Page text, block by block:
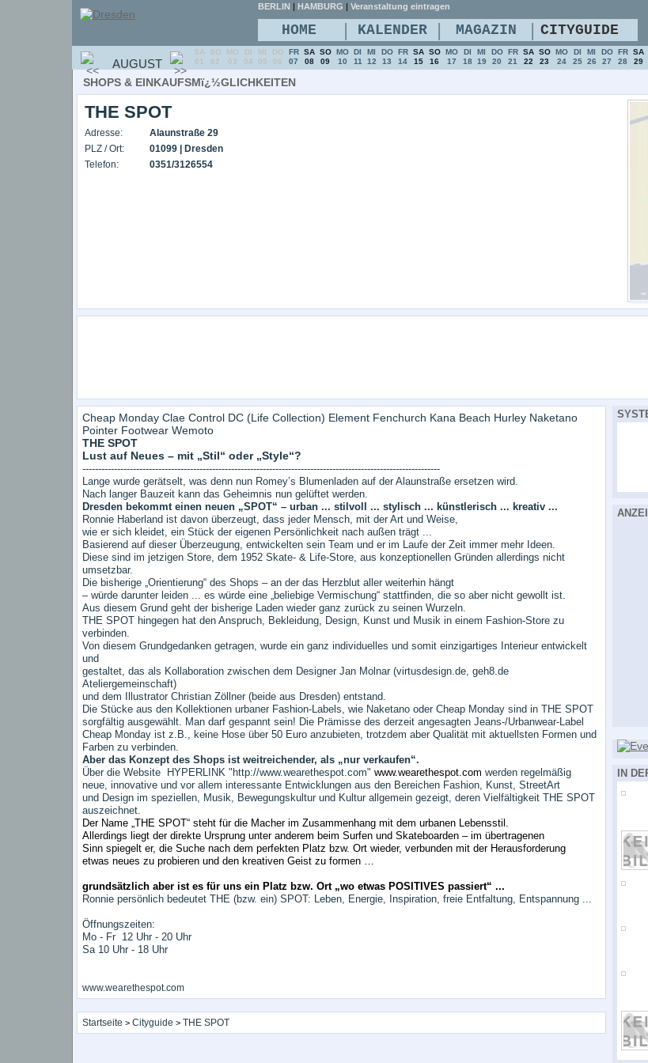
SHOPS & EINKAUFSMï¿½GLICHKEITEN
THE SPOT
Adresse:
Alaunstraße 29
PLZ / Ort:
01099 | Dresden
Telefon:
0351/3126554
Cheap Monday Clae Control DC (Life Collection) Element Fenchurch Kana Beach Hurley Naketano
Pointer Footwear Wemoto
THE SPOT
Lust auf Neues – mit „Stil“ oder „Style“?
-----------------------------------------------------------------------------------------------------------------
Lange wurde gerätselt, was denn nun Romey’s Blumenladen auf der Alaunstraße ersetzen wird.
Nach langer Bauzeit kann das Geheimnis nun gelüftet werden.
Dresden bekommt einen neuen „SPOT“ – urban ... stilvoll ... stylisch ... künstlerisch ... kreativ ...
Ronnie Haberland ist davon überzeugt, dass jeder Mensch, mit der Art und Weise,
wie er sich kleidet, ein Stück der eigenen Persönlichkeit nach außen trägt ...
Basierend auf dieser Überzeugung, entwickelten sein Team und er im Laufe der Zeit immer mehr Ideen.
Diese sind im jetzigen Store, dem 1952 Skate- & Life-Store, aus konzeptionellen Gründen allerdings nicht
umsetzbar.
Die bisherige „Orientierung“ des Shops – an der das Herzblut aller weiterhin hängt
– würde darunter leiden ... es würde eine „beliebige Vermischung“ stattfinden, die so aber nicht gewollt ist.
Aus diesem Grund geht der bisherige Laden wieder ganz zurück zu seinen Wurzeln.
THE SPOT hingegen hat den Anspruch, Bekleidung, Design, Kunst und Musik in einem Fashion-Store zu
verbinden.
Von diesem Grundgedanken getragen, wurde ein ganz individuelles und somit einzigartiges Interieur entwickelt
und
gestaltet, das als Kollaboration zwischen dem Designer Jan Molnar (virtusdesign.de, geh8.de
Ateliergemeinschaft)
und dem Illustrator Christian Zöllner (beide aus Dresden) entstand.
Die Stücke aus den Kollektionen urbaner Fashion-Labels, wie Naketano oder Cheap Monday sind in THE SPOT
sorgfältig ausgewählt. Man darf gespannt sein! Die Prämisse des derzeit angesagten Jeans-/Urbanwear-Label
Cheap Monday ist z.B., keine Hose über 50 Euro anzubieten, trotzdem aber Qualität mit aktuellsten Formen und
Farben zu verbinden.
Aber das Konzept des Shops ist weitreichender, als „nur verkaufen“.
Über die Website
HYPERLINK "http://www.wearethespot.com" www.wearethespot.com werden regelmäßig
neue, innovative und vor allem interessante Entwicklungen aus den Bereichen Fashion, Kunst, StreetArt
und Design im speziellen, Musik, Bewegungskultur und Kultur allgemein gezeigt, deren Vielfältigkeit THE SPOT
auszeichnet.
Der Name „THE SPOT“ steht für die Macher im Zusammenhang mit dem urbanen Lebensstil.
Allerdings liegt der direkte Ursprung unter anderem beim Surfen und Skateboarden – im übertragenen
Sinn spiegelt er, die Suche nach dem perfekten Platz bzw. Ort wieder, verbunden mit der Herausforderung
etwas neues zu probieren und den kreativen Geist zu formen …
grundsätzlich aber ist es für uns ein Platz bzw. Ort „wo etwas POSITIVES passiert“ ...
Ronnie persönlich bedeutet THE (bzw. ein) SPOT: Leben, Energie, Inspiration, freie Entfaltung, Entspannung ...
Öffnungszeiten:
Mo - Fr
12 Uhr - 20 Uhr
Sa 10 Uhr - 18 Uhr
www.wearethespot.com
Startseite > Cityguide > THE SPOT
IN
BERLIN | HAMBURG | Veranstaltung eintragen
HOME | KALENDER | MAGAZIN | CITYGUIDE
AUGUST
SA
01
SO
02
MO
03
DI
04
MI
05
DO
06
FR
07
SA
08
SO
09
MO
10
DI
11
MI
12
DO
13
FR
14
SA
15
SO
16
MO
17
DI
18
MI
19
DO
20
FR
21
SA
22
SO
23
MO
24
DI
25
MI
26
DO
27
FR
28
SA
29